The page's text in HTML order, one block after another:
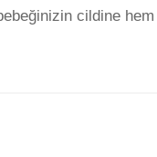
cildine